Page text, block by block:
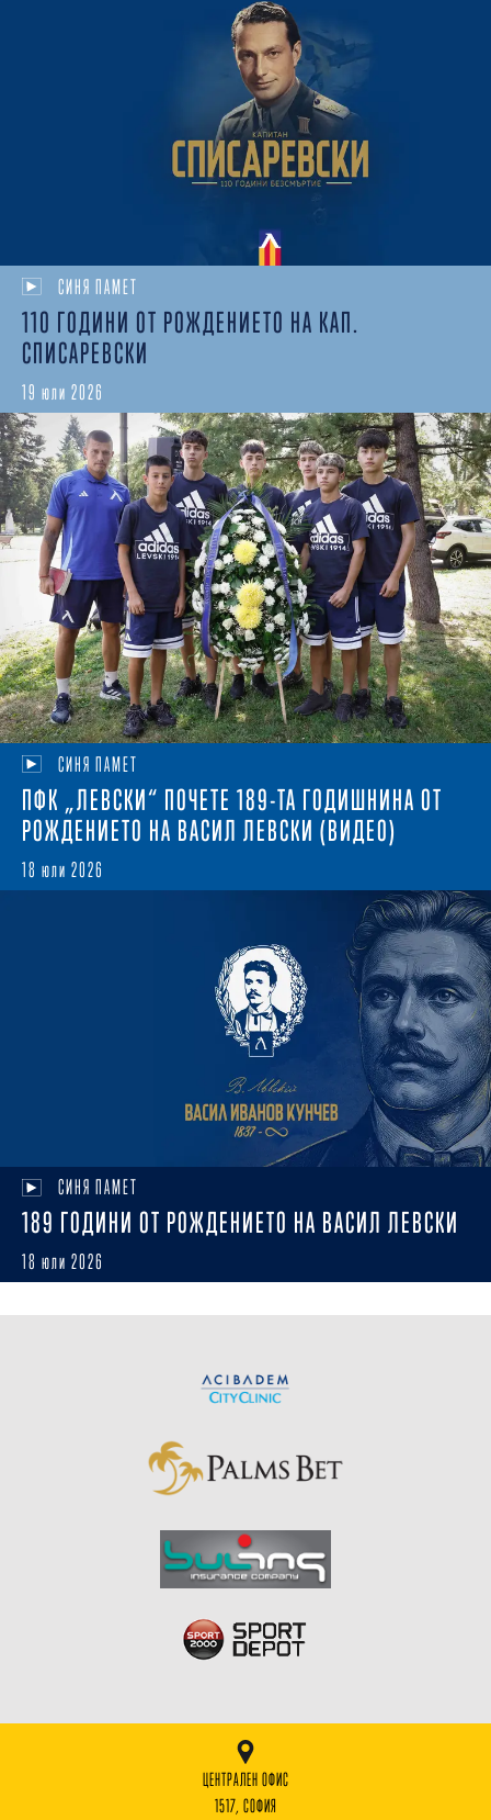
СИНЯ ПАМЕТ
110 ГОДИНИ ОТ РОЖДЕНИЕТО НА КАП.
СПИСАРЕВСКИ
19 юли 2026
СИНЯ ПАМЕТ
ПФК „ЛЕВСКИ“ ПОЧЕТЕ 189-ТА ГОДИШНИНА ОТ
РОЖДЕНИЕТО НА ВАСИЛ ЛЕВСКИ (ВИДЕО)
18 юли 2026
СИНЯ ПАМЕТ
189 ГОДИНИ ОТ РОЖДЕНИЕТО НА ВАСИЛ ЛЕВСКИ
18 юли 2026
ЦЕНТРАЛЕН ОФИС
1517, СОФИЯ